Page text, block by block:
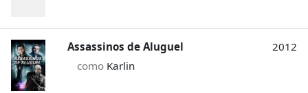
Assassinos de Aluguel
como Karlin
2012